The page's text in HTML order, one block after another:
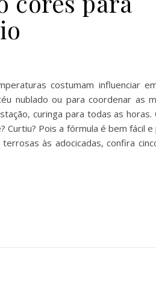
costumam influenciar
nublado ou para coordenar as
curinga para todas as horas.
Pois a fórmula é bem fácil e
às adocicadas, confira